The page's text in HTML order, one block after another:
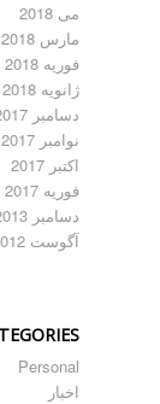
می 2018
مارس 2018
فوریه 2018
ژانویه 2018
دسامبر 2017
نوامبر 2017
اکتبر 2017
فوریه 2017
دسامبر 2013
آگوست 2012
Personal
اخبار